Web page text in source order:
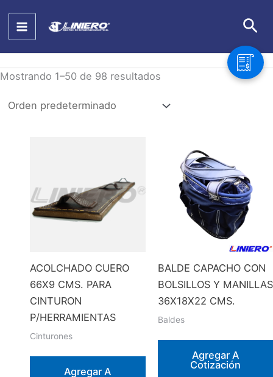
contenido
Mostrando 1–50 de 98 resultados
ACOLCHADO CUERO
66X9 CMS. PARA
CINTURON
P/HERRAMIENTAS
Cinturones
Agregar A
BALDE CAPACHO CON
BOLSILLOS Y MANILLAS
36X18X22 CMS.
Baldes
Agregar A
Cotización